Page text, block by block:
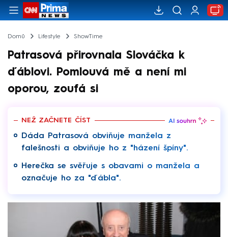
Domů Lifestyle ShowTime
Patrasová přirovnala Slováčka k
ďáblovi. Pomlouvá mě a není mi
oporou, zoufá si
NEŽ ZAČNETE ČÍST
Dáda Patrasová obviňuje manžela z
falešnosti a obviňuje ho z "házení špíny".
Herečka se svěřuje s obavami o manžela a
označuje ho za "ďábla".